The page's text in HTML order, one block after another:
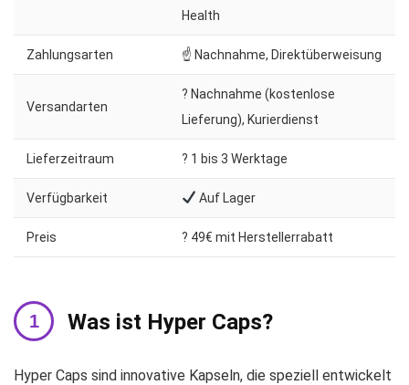
Health
Zahlungsarten ☝ Nachnahme, Direktüberweisung
Versandarten
? Nachnahme (kostenlose
Lieferung), Kurierdienst
Lieferzeitraum ?️ 1 bis 3 Werktage
Verfügbarkeit Auf Lager
Preis ? 49€ mit Herstellerrabatt
Was ist Hyper Caps?
Hyper Caps sind innovative Kapseln, die speziell entwickelt